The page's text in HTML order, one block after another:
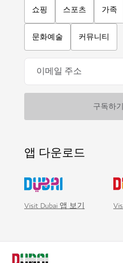
쇼핑 스포츠 가족
문화예술 커뮤니티
앱 다운로드
Visit Dubai 앱 보기